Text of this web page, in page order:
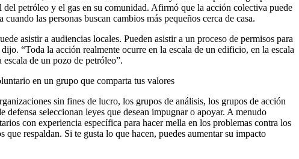
del petróleo y el gas en su comunidad. Afirmó que la acción colectiva puede
cuando las personas buscan cambios más pequeños cerca de casa.
asistir a audiencias locales. Pueden asistir a un proceso de permisos para
“Toda la acción realmente ocurre en la escala de un edificio, en la escala
de un pozo de petróleo”.
en un grupo que comparta tus valores
sin fines de lucro, los grupos de análisis, los grupos de acción
defensa seleccionan leyes que desean impugnar o apoyar. A menudo
con experiencia específica para hacer mella en los problemas contra los
que respaldan. Si te gusta lo que hacen, puedes aumentar su impacto